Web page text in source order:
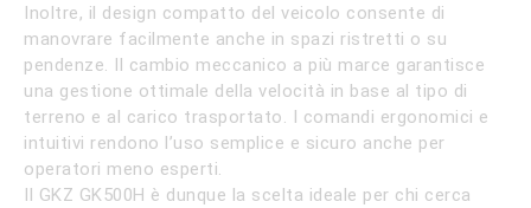
Inoltre, il design compatto del veicolo consente di
manovrare facilmente anche in spazi ristretti o su
pendenze. Il cambio meccanico a più marce garantisce
una gestione ottimale della velocità in base al tipo di
terreno e al carico trasportato. I comandi ergonomici e
intuitivi rendono l’uso semplice e sicuro anche per
operatori meno esperti.
Il GKZ GK500H è dunque la scelta ideale per chi cerca